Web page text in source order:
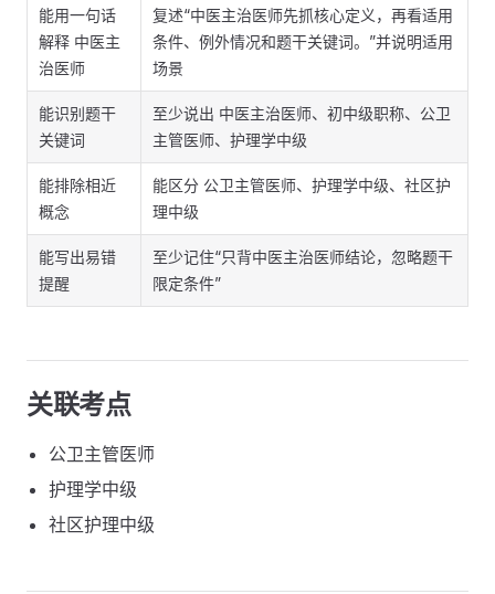
能用一句话
解释 中医主
治医师
复述“中医主治医师先抓核心定义，再看适用
条件、例外情况和题干关键词。”并说明适用
场景
能识别题干
关键词
至少说出 中医主治医师、初中级职称、公卫
主管医师、护理学中级
能排除相近
概念
能区分 公卫主管医师、护理学中级、社区护
理中级
能写出易错
提醒
至少记住“只背中医主治医师结论，忽略题干
限定条件”
关联考点
公卫主管医师
护理学中级
社区护理中级